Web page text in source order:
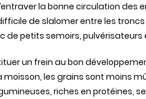
la bonne circulation des
de slalomer entre les
de petits semoirs,
un frein au bon
les grains sont moins
riches en protéines,